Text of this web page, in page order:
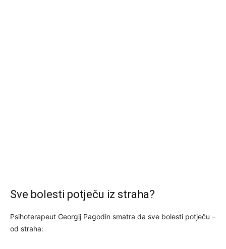
Sve bolesti potječu iz straha?
Psihoterapeut Georgij Pagodin smatra da sve bolesti potječu –
od straha: